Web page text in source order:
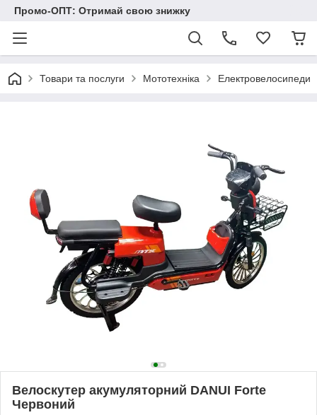
Промо-ОПТ: Отримай свою знижку
Товари та послуги Мототехніка Електровелосипеди
Велоскутер акумуляторний DANUI Forte
Червоний